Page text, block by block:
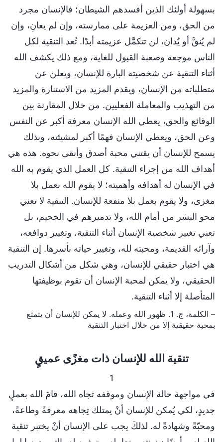
بسهولة أولئك الذين أفسدهم الشيطان؛ فالإنسان مجرد
من الحق، ومن العزيمة على ممارسته، وإن لم يعانِ، وإن
لم يُنقَّ أو يُدان، لن تتكمَّل عزيمته أبدًا. تُعد التنقية لكل
الناس موجعة وصعبة القبول للغاية، ومع ذلك يكشف الله
أثناء التنقية عن شخصيته البارة للإنسان، ويعلن عن
متطلباته من الإنسان، ويقدم المزيد من الاستنارة والمزيد
من التهذيب والمعاملة الفعليين. من خلال المقارنة بين
الوقائع والحق، يعطي الله الإنسان معرفة أكبر عن النفس
وعن الحق، ويعطي الإنسان فهمًا أكبر لمشيئته، وبذلك
يسمح للإنسان أن يقتني محبة أصدق وأنقى نحوه. هذه هي
أهداف الله من إجراء التنقية. كل العمل الذي يقوم به الله
في الإنسان له أهدافه وأهميته؛ لا يقوم الله بعمل بلا
مغزى، ولا يقوم بعمل بلا منفعة للإنسان. التنقية لا تعني
محو البشر من أمام الله، ولا تدميرهم في الجحيم، بل
تعني تغيير شخصية الإنسان أثناء التنقية، وتغيير دوافعه،
وآرائه القديمة، ومحبته لله، وتغيير حياته بأسرها. إن التنقية
هي اختبار حقيقي للإنسان، وهي شكل من أشكال التدريب
الحقيقي، ولا يمكن لمحبة الإنسان أن تقوم بوظيفتها
المتأصلة إلا أثناء التنقية.
– الكلمة، ج. 1. ظهور الله وعمله. لا يمكن للإنسان أن يتمتع
بمحبة حقيقية إلا من خلال اختبار التنقية
تنقية الله للإنسان ذات مغزًى عميقٍ
1
في مواجهة حالة الإنسان وموقفه تجاه الله، قامَ الله بعملٍ
جديدٍ، لكي يُمكن للإنسان أنْ يمتلك تِجاهه معرفةً وطاعةً،
ومحبّةً وشهادةً له. لذلكَ يجب على الإنسان أنْ يختبر تنقية